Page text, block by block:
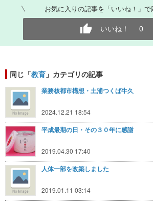
お気に入りの記事を「いいね！」で
いいね！ 0
同じ「教育 」カテゴリの記事
業務核都市構想・土浦つくば牛久
2024.12.21 18:54
平成最期の日・その３０年に感謝
2019.04.30 17:40
人体一部を改築しました
2019.01.11 03:14